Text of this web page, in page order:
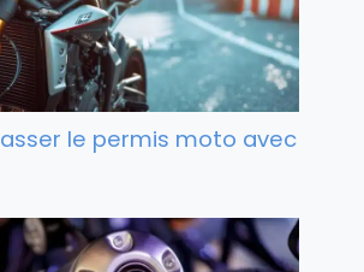
le permis moto avec